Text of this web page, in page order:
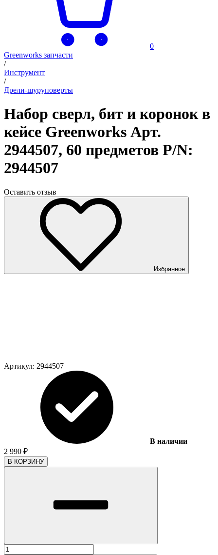
0
Greenworks запчасти
/
Инструмент
/
Дрели-шуруповерты
Набор сверл, бит и коронок в
кейсе Greenworks Арт.
2944507, 60 предметов P/N:
2944507
Оставить отзыв
Избранное
Артикул: 2944507
В наличии
2 990 ₽
В КОРЗИНУ